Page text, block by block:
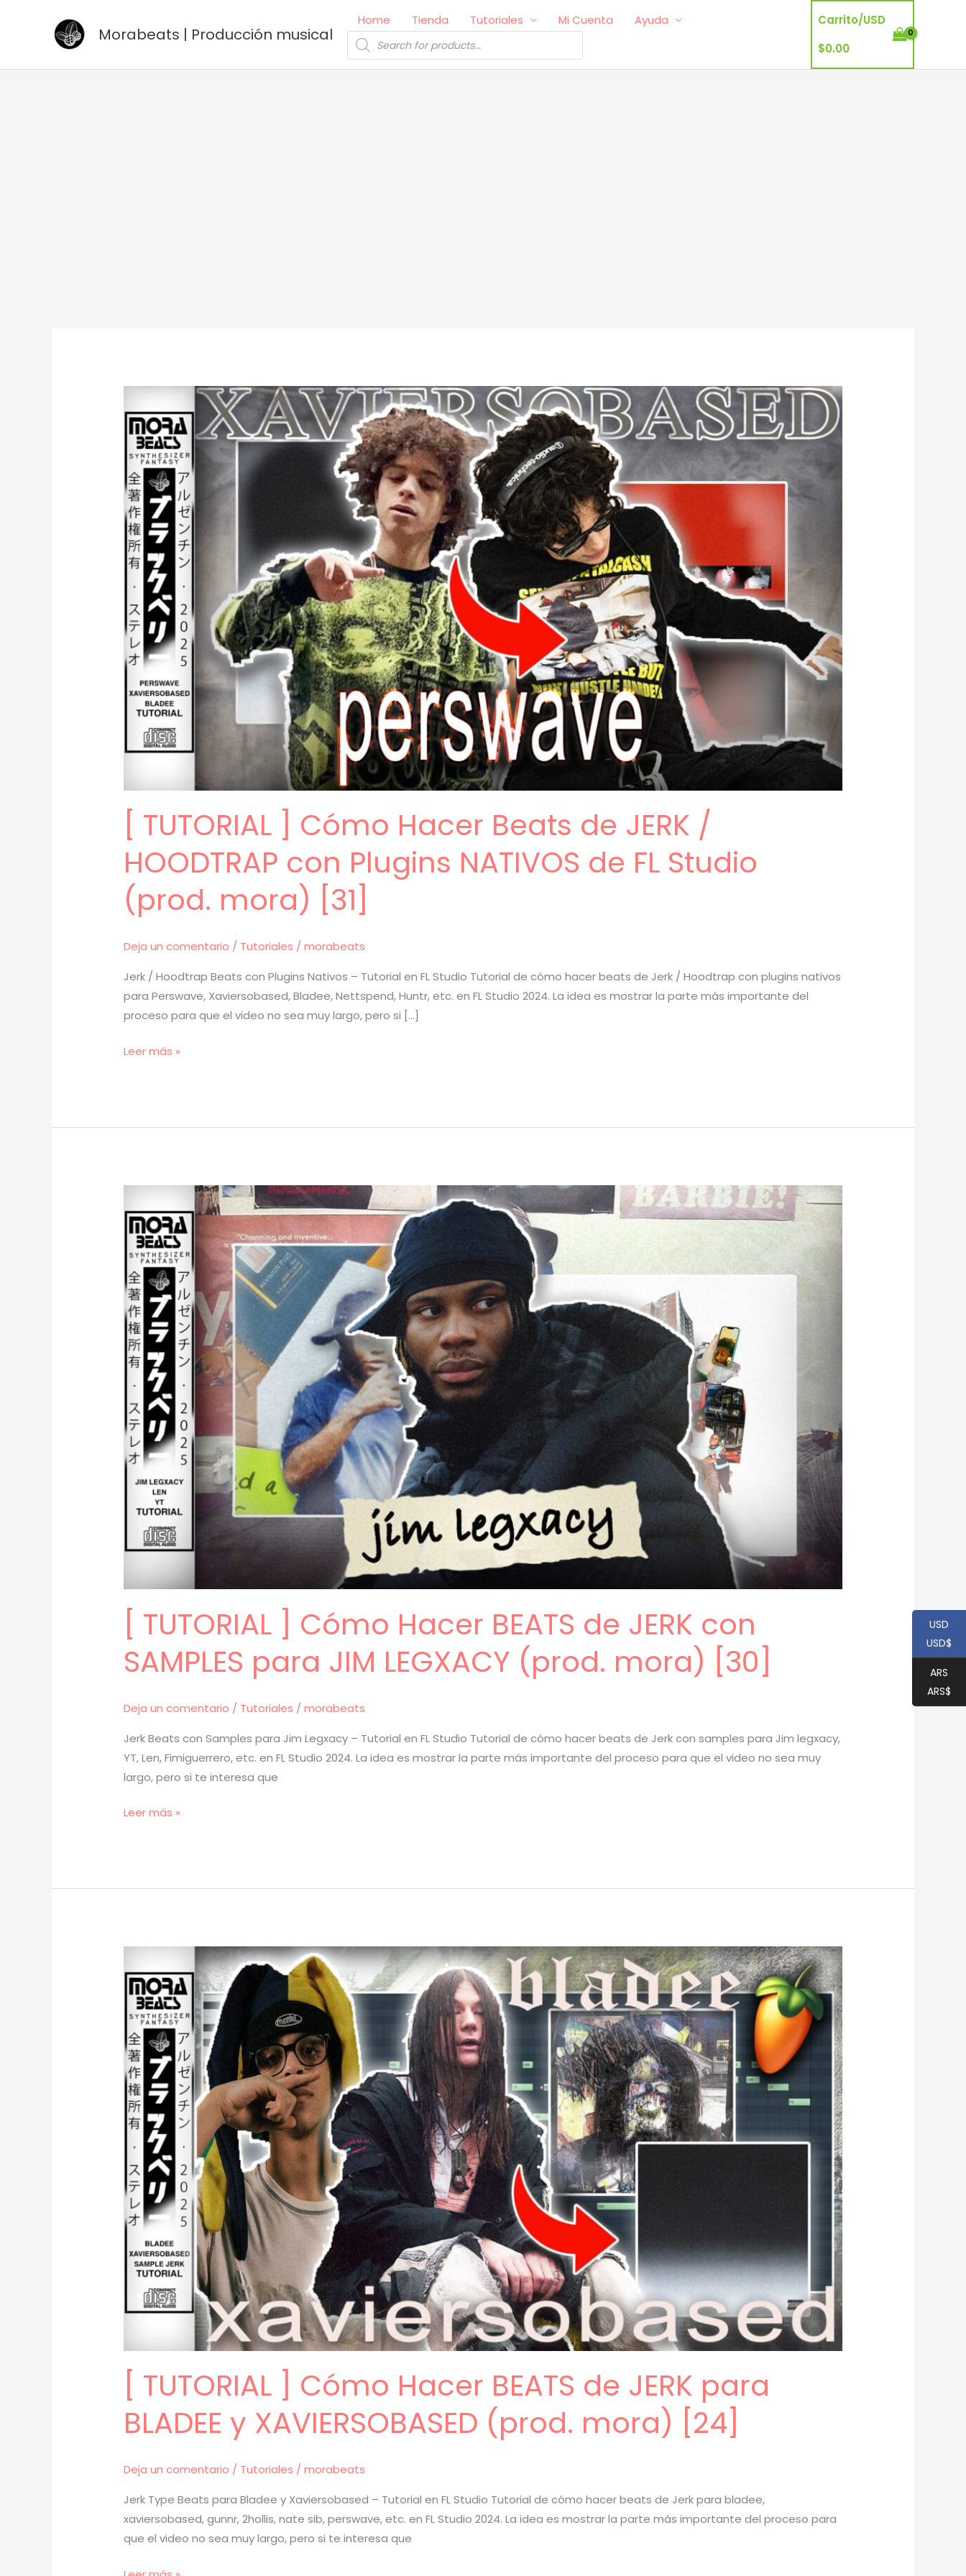
Morabeats | Producción musical
Home Tienda Tutoriales Mi Cuenta
Ayuda
Búsqueda
de
productos
Carrito/USD
$0.00
[ TUTORIAL ] Cómo Hacer Beats de JERK /
HOODTRAP con Plugins NATIVOS de FL Studio
(prod. mora) [31]
Deja un comentario / Tutoriales /morabeats
Jerk / Hoodtrap Beats con Plugins Nativos – Tutorial en FL Studio Tutorial de cómo hacer beats de Jerk / Hoodtrap con plugins nativos
para Perswave, Xaviersobased, Bladee, Nettspend, Huntr, etc. en FL Studio 2024. La idea es mostrar la parte más importante del
proceso para que el video no sea muy largo, pero si […]
[
Hacer
JERK
HOODTRAP
con
Plugins
NATIVOS
de
FL
Studio
(prod.
mora)
[31]
Leer más »
[ TUTORIAL ] Cómo Hacer BEATS de JERK con
SAMPLES para JIM LEGXACY (prod. mora) [30]
Deja un comentario / Tutoriales /morabeats
Jerk Beats con Samples para Jim Legxacy – Tutorial en FL Studio Tutorial de cómo hacer beats de Jerk con samples para Jim legxacy,
YT, Len, Fimiguerrero, etc. en FL Studio 2024. La idea es mostrar la parte más importante del proceso para que el video no sea muy
largo, pero si te interesa que
[
Hacer
JERK
SAMPLES
para
LEGXACY
(prod.
mora)
[30]
Leer más »
[ TUTORIAL ] Cómo Hacer BEATS de JERK para
BLADEE y XAVIERSOBASED (prod. mora) [24]
Deja un comentario / Tutoriales /morabeats
Jerk Type Beats para Bladee y Xaviersobased – Tutorial en FL Studio Tutorial de cómo hacer beats de Jerk para bladee,
xaviersobased, gunnr, 2hollis, nate sib, perswave, etc. en FL Studio 2024. La idea es mostrar la parte más importante del proceso para
que el video no sea muy largo, pero si te interesa que
USD
USD$
ARS
ARS$